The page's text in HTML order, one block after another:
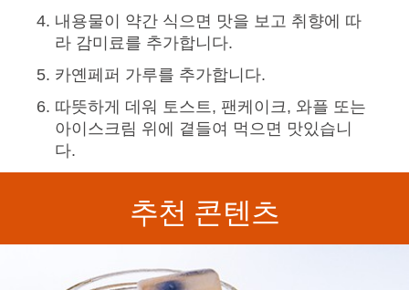
내용물이 약간 식으면 맛을 보고 취향에 따
라 감미료를 추가합니다.
카옌페퍼 가루를 추가합니다.
따뜻하게 데워 토스트, 팬케이크, 와플 또는
아이스크림 위에 곁들여 먹으면 맛있습니
다.
추천 콘텐츠